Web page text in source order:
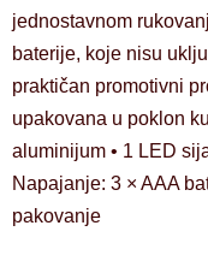
jednostavnom
baterije, koje nisu
praktičan promotivni
upakovana u poklon
aluminijum • 1 LED
Napajanje: 3 × AAA
pakovanje